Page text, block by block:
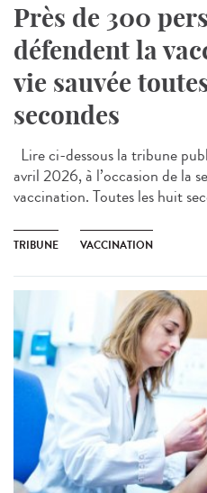
Près de 300
défendent la
vie sauvée
secondes
Lire ci-dessous la tribune
avril 2026, à l’occasion de la
vaccination. Toutes les huit
TRIBUNE VACCINATION